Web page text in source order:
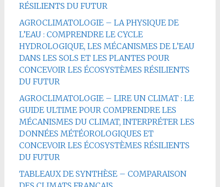
RÉSILIENTS DU FUTUR
AGROCLIMATOLOGIE – LA PHYSIQUE DE
L’EAU : COMPRENDRE LE CYCLE
HYDROLOGIQUE, LES MÉCANISMES DE L’EAU
DANS LES SOLS ET LES PLANTES POUR
CONCEVOIR LES ÉCOSYSTÈMES RÉSILIENTS
DU FUTUR
AGROCLIMATOLOGIE – LIRE UN CLIMAT : LE
GUIDE ULTIME POUR COMPRENDRE LES
MÉCANISMES DU CLIMAT, INTERPRÉTER LES
DONNÉES MÉTÉOROLOGIQUES ET
CONCEVOIR LES ÉCOSYSTÈMES RÉSILIENTS
DU FUTUR
TABLEAUX DE SYNTHÈSE – COMPARAISON